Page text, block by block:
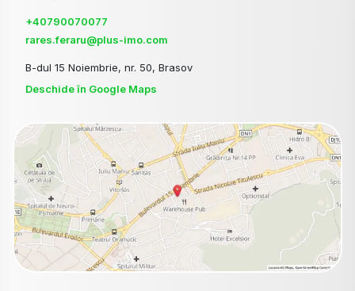
+40790070077
rares.feraru@plus-imo.com
B-dul 15 Noiembrie, nr. 50, Brasov
Deschide în Google Maps